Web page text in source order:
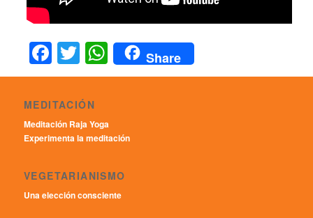
Facebook
Twitter
WhatsApp
Share
MEDITACIÓN
Meditación Raja Yoga
Experimenta la meditación
VEGETARIANISMO
Una elección consciente